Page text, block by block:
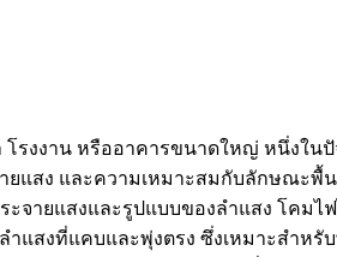
รงงาน หรืออาคารขนาดใหญ่ หนึ่งใน
ายแสง และความเหมาะสมกับลักษณ
จายแสงและรูปแบบของลำแสง โคม
แสงที่แคบและพุ่งตรง ซึ่งเหมาะสำห